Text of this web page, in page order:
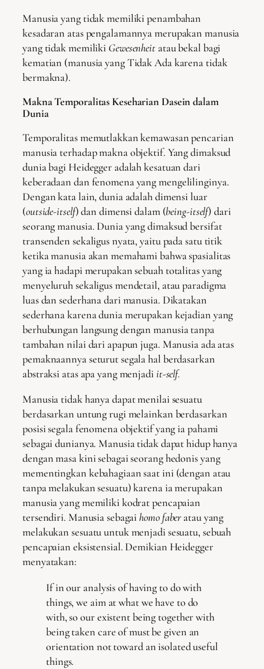
Manusia yang tidak memiliki penambahan
kesadaran atas pengalamannya merupakan manusia
yang tidak memiliki Gewesenheitatau bekal bagi
kematian (manusia yang Tidak Ada karena tidak
bermakna).
Makna Temporalitas Keseharian Dasein dalam
Dunia
Temporalitas memutlakkan kemawasan pencarian
manusia terhadap makna objektif. Yang dimaksud
dunia bagi Heidegger adalah kesatuan dari
keberadaan dan fenomena yang mengelilinginya.
Dengan kata lain, dunia adalah dimensi luar
(outside-itself) dan dimensi dalam (being-itself) dari
seorang manusia. Dunia yang dimaksud bersifat
transenden sekaligus nyata, yaitu pada satu titik
ketika manusia akan memahami bahwa spasialitas
yang ia hadapi merupakan sebuah totalitas yang
menyeluruh sekaligus mendetail, atau paradigma
luas dan sederhana dari manusia. Dikatakan
sederhana karena dunia merupakan kejadian yang
berhubungan langsung dengan manusia tanpa
tambahan nilai dari apapun juga. Manusia ada atas
pemaknaannya seturut segala hal berdasarkan
abstraksi atas apa yang menjadi it-self.
Manusia tidak hanya dapat menilai sesuatu
berdasarkan untung rugi melainkan berdasarkan
posisi segala fenomena objektif yang ia pahami
sebagai dunianya. Manusia tidak dapat hidup hanya
dengan masa kini sebagai seorang hedonis yang
mementingkan kebahagiaan saat ini (dengan atau
tanpa melakukan sesuatu) karena ia merupakan
manusia yang memiliki kodrat pencapaian
tersendiri. Manusia sebagaihomo faberatau yang
melakukan sesuatu untuk menjadi sesuatu, sebuah
pencapaian eksistensial. Demikian Heidegger
menyatakan:
If in our analysis of having to do with
things, we aim at what we have to do
with, so our existent being together with
being taken care of must be given an
orientation not toward an isolated useful
things.